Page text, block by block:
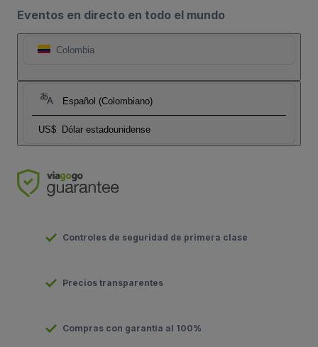
Eventos en directo en todo el mundo
Colombia
Español (Colombiano)
US$ Dólar estadounidense
Controles de seguridad de primera clase
Precios transparentes
Compras con garantía al 100%